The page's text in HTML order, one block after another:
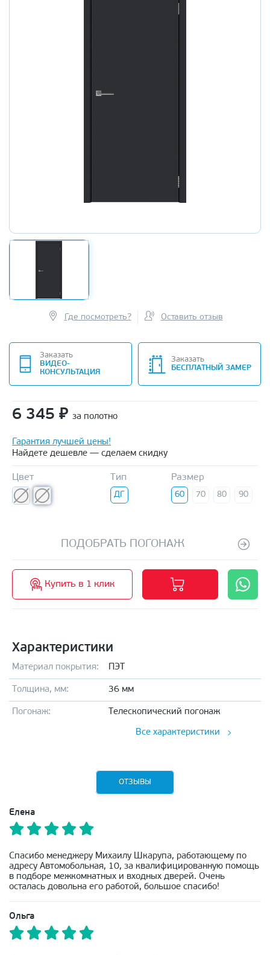
Где посмотреть? Оставить отзыв
Заказать
ВИДЕО-
КОНСУЛЬТАЦИЯ
Заказать
БЕСПЛАТНЫЙ ЗАМЕР
6 345 ₽ за полотно
Гарантия лучшей цены!
Найдете дешевле — сделаем скидку
Цвет Тип
ДГ
Размер
60 70 80 90
ПОДОБРАТЬ ПОГОНАЖ
Купить в 1 клик
Характеристики
Материал покрытия: ПЭТ
Толщина, мм: 36 мм
Погонаж: Телескопический погонаж
Все характеристики
ОТЗЫВЫ
Елена
Спасибо менеджеру Михаилу Шкарупа, работающему по
адресу Автомобольная, 10, за квалифицированную помощь
в подборе межкомнатных и входных дверей. Очень
осталась довольна его работой, большое спасибо!
Ольга